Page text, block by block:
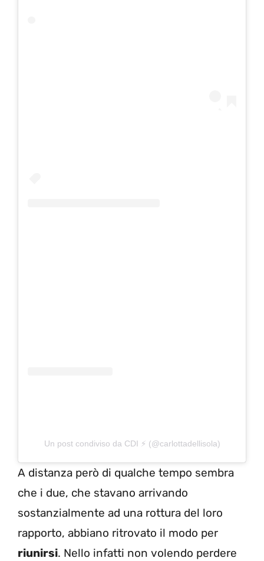
Un post condiviso da CDI ⚡️ (@carlottadellisola)
A distanza però di qualche tempo sembra
che i due, che stavano arrivando
sostanzialmente ad una rottura del loro
rapporto, abbiano ritrovato il modo per
riunirsi. Nello infatti non volendo perdere